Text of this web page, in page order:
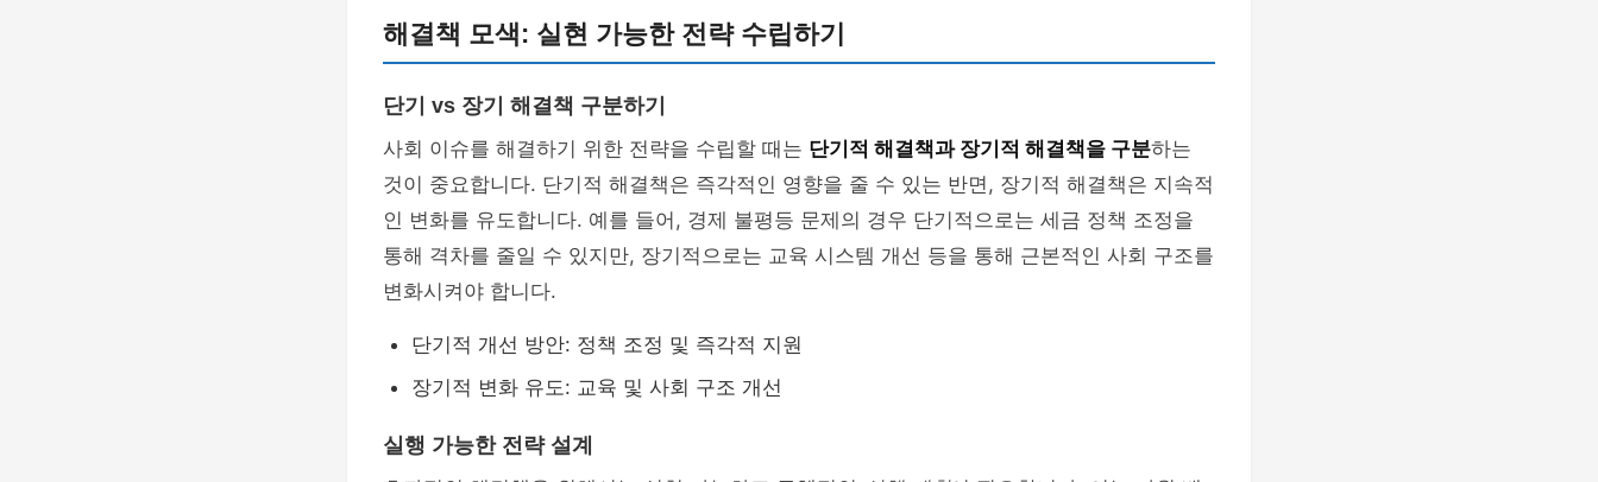
해결책 모색: 실현 가능한 전략 수립하기
단기 vs 장기 해결책 구분하기
사회 이슈를 해결하기 위한 전략을 수립할 때는 단기적 해결책과 장기적 해결책을 구분하는
것이 중요합니다. 단기적 해결책은 즉각적인 영향을 줄 수 있는 반면, 장기적 해결책은 지속적
인 변화를 유도합니다. 예를 들어, 경제 불평등 문제의 경우 단기적으로는 세금 정책 조정을
통해 격차를 줄일 수 있지만, 장기적으로는 교육 시스템 개선 등을 통해 근본적인 사회 구조를
변화시켜야 합니다.
단기적 개선 방안: 정책 조정 및 즉각적 지원
장기적 변화 유도: 교육 및 사회 구조 개선
실행 가능한 전략 설계